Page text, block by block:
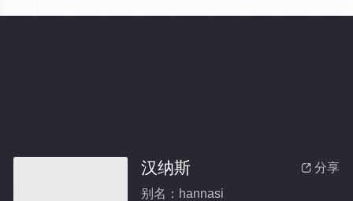
 分享
汉纳斯
别名：hannasi